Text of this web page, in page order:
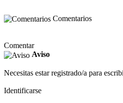
Comentarios
Comentar
Aviso
Necesitas estar registrado/a para
Identificarse